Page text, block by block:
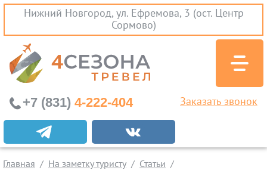
Нижний Новгород, ул. Ефремова, 3 (ост. Центр
Сормово)
+7 (831) 4-222-404 Заказать звонок
Главная На заметку туристу
Статьи